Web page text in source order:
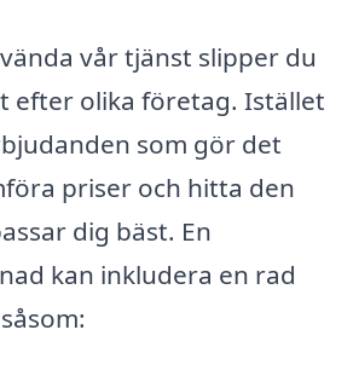
vår tjänst slipper du
efter olika företag. Istället
som gör det
priser och hitta den
dig bäst. En
kan inkludera en rad